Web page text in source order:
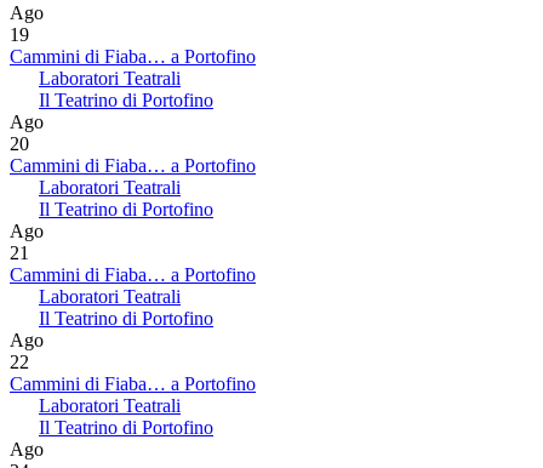
Ago
19
Cammini di Fiaba… a Portofino
Laboratori Teatrali
Il Teatrino di Portofino
Ago
20
Cammini di Fiaba… a Portofino
Laboratori Teatrali
Il Teatrino di Portofino
Ago
21
Cammini di Fiaba… a Portofino
Laboratori Teatrali
Il Teatrino di Portofino
Ago
22
Cammini di Fiaba… a Portofino
Laboratori Teatrali
Il Teatrino di Portofino
Ago